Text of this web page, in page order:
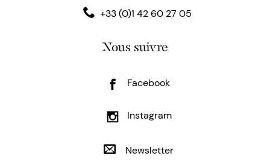
+33 (0)1 42 60 27 05
Nous suivre
Facebook
Instagram
Newsletter